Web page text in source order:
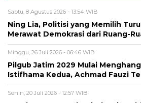
Sabtu, 8 Agustus 2026 - 13:54 WIB
Ning Lia, Politisi yang Memilih
Merawat Demokrasi dari Ruang-
Minggu, 26 Juli 2026 - 06:46 WIB
Pilgub Jatim 2029 Mulai
Istifhama Kedua, Achmad Fauzi
Senin, 20 Juli 2026 - 12:57 WIB